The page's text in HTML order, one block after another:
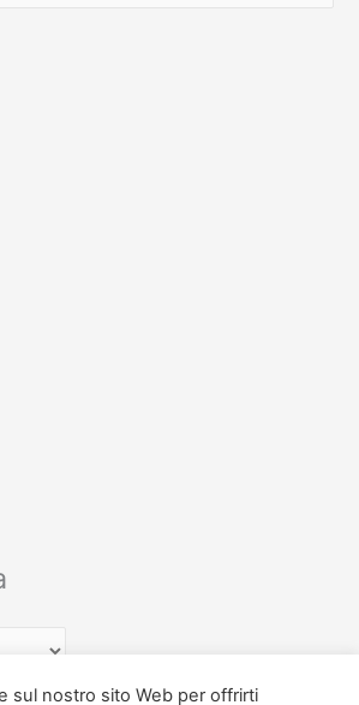
sul nostro sito Web per offrirti